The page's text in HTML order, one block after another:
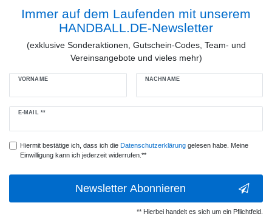
Immer auf dem Laufenden mit unserem
HANDBALL.DE-Newsletter
(exklusive Sonderaktionen, Gutschein-Codes, Team- und
Vereinsangebote und vieles mehr)
VORNAME NACHNAME
E-MAIL **
Newsletter
Hiermit bestätige ich, dass ich die Daten­schutz­erklärunggelesen habe. Meine
Einwilligung kann ich jederzeit widerrufen.**
Newsletter Abonnieren
** Hierbei handelt es sich um ein Pflichtfeld.